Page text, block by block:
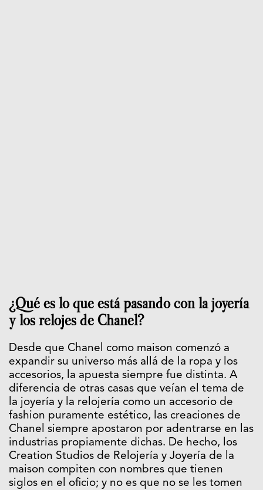
¿Qué es lo que está pasando con la joyería
y los relojes de Chanel?
Desde que Chanel como maison comenzó a
expandir su universo más allá de la ropa y los
accesorios, la apuesta siempre fue distinta. A
diferencia de otras casas que veían el tema de
la joyería y la relojería como un accesorio de
fashion puramente estético, las creaciones de
Chanel siempre apostaron por adentrarse en las
industrias propiamente dichas. De hecho, los
Creation Studios de Relojería y Joyería de la
maison compiten con nombres que tienen
siglos en el oficio; y no es que no se les tomen